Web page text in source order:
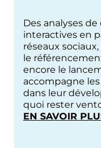
Des analyses
interactives en
réseaux
le
encore le
accompagne
dans leur
quoi rester
EN SAVOIR